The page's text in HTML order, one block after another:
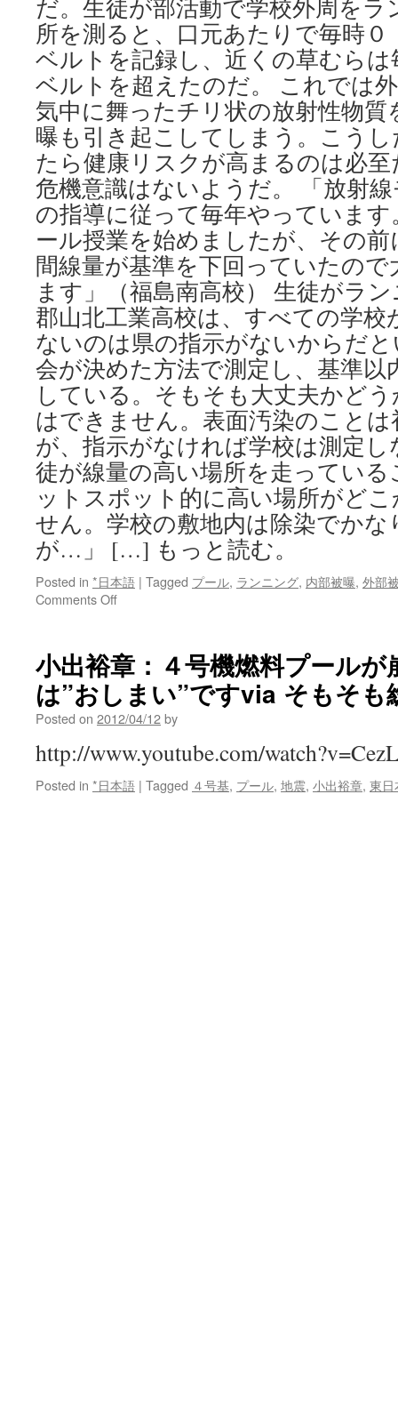
だ。生徒が部活動で学校外周を
所を測ると、口元あたりで毎時
ベルトを記録し、近くの草むら
ベルトを超えたのだ。 これでは
気中に舞ったチリ状の放射性物質
曝も引き起こしてしまう。こう
たら健康リスクが高まるのは必
危機意識はないようだ。 「放射
の指導に従って毎年やっていま
ール授業を始めましたが、その
間線量が基準を下回っていたの
ます」（福島南高校） 生徒がラ
郡山北工業高校は、すべての学校
ないのは県の指示がないからだ
会が決めた方法で測定し、基準以
している。そもそも大丈夫かど
はできません。表面汚染のこと
が、指示がなければ学校は測定
徒が線量の高い場所を走ってい
ットスポット的に高い場所がど
せん。学校の敷地内は除染でか
が…」 […] もっと読む。
Posted in *日本語 | Tagged プール, ランニング, 内部被曝, 外部
Comments Offon
ル
だ
じ
ゃ
い！
福
島
小出裕章：４号機燃料プール
は”おしまい”ですvia そもそも
Posted on 2012/04/12by
http://www.youtube.com/
Posted in *日本語 | Tagged ４号基, プール, 地震, 小出裕章, 東日